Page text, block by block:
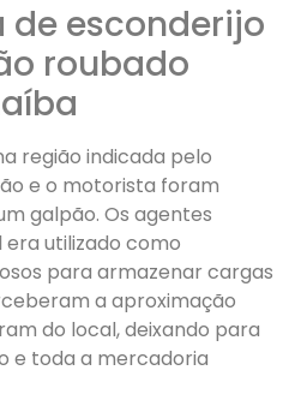
de esconderijo
roubado
região indicada pelo
e o motorista foram
galpão. Os agentes
utilizado como
para armazenar cargas
a aproximação
do local, deixando para
e toda a mercadoria